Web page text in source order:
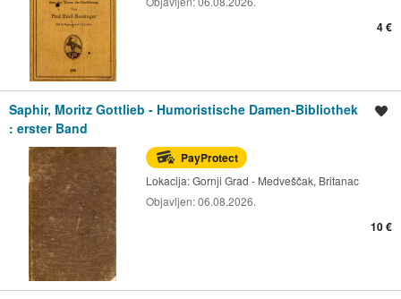
4 €
Saphir, Moritz Gottlieb - Humoristische Damen-Bibliothek
: erster Band
PayProtect
Lokacija:Gornji Grad - Medveščak, Britanac
Objavljen:06.08.2026.
10 €